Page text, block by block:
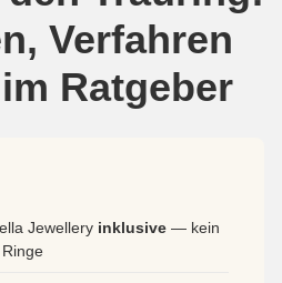
Verfahren
Ratgeber
Jewellery inklusive — kein